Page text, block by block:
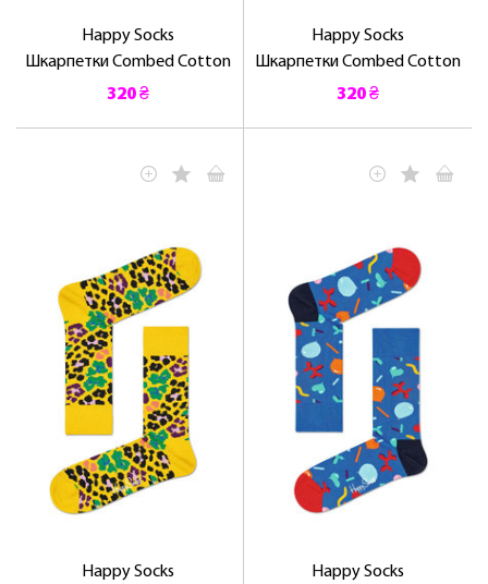
Happy Socks
Шкарпетки Combed Cotton
320 ₴
Happy Socks
Шкарпетки Combed Cotton
320 ₴
Happy Socks
Happy Socks